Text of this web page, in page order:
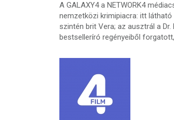
A GALAXY4 a NETWORK4
nemzetközi krimipiacra: itt
szintén brit Vera; az ausztrál a
bestselleríró regényeiből